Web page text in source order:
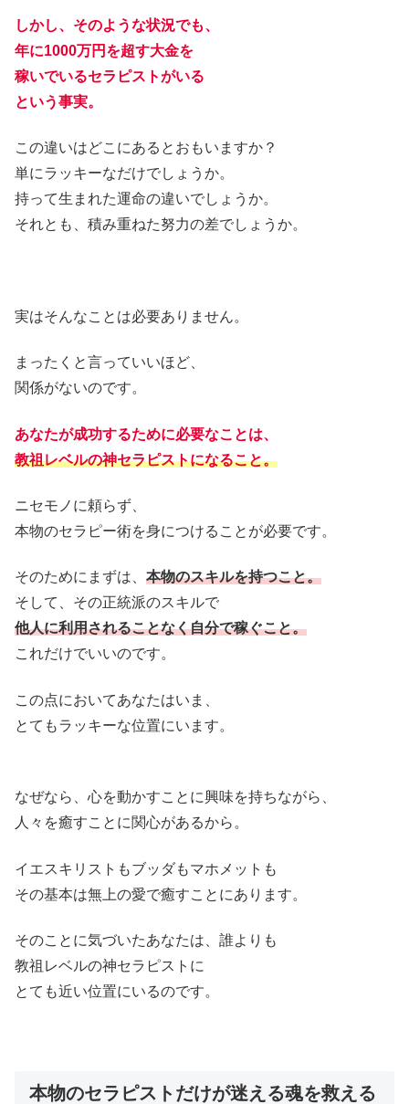
しかし、そのような状況でも、
年に1000万円を超す大金を
稼いでいるセラピストがいる
という事実。
この違いはどこにあるとおもいますか？
単にラッキーなだけでしょうか。
持って生まれた運命の違いでしょうか。
それとも、積み重ねた努力の差でしょうか。
実はそんなことは必要ありません。
まったくと言っていいほど、
関係がないのです。
あなたが成功するために必要なことは、
教祖レベルの神セラピストになること。
ニセモノに頼らず、
本物のセラピー術を身につけることが必要です。
そのためにまずは、 本物のスキルを持つこと。
そして、その正統派のスキルで
他人に利用されることなく自分で稼ぐこと。
これだけでいいのです。
この点においてあなたはいま、
とてもラッキーな位置にいます。
なぜなら、心を動かすことに興味を持ちながら、
人々を癒すことに関心があるから。
イエスキリストもブッダもマホメットも
その基本は無上の愛で癒すことにあります。
そのことに気づいたあなたは、誰よりも
教祖レベルの神セラピストに
とても近い位置にいるのです。
本物のセラピストだけが迷える魂を救える